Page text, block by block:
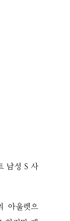
남성 S 사
아울렛으